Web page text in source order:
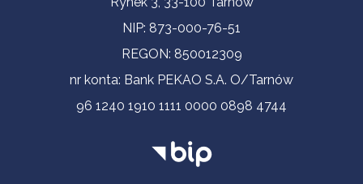
NIP: 873-000-76-51
REGON: 850012309
nr konta: Bank PEKAO S.A. O/Tarnów
96 1240 1910 1111 0000 0898 4744